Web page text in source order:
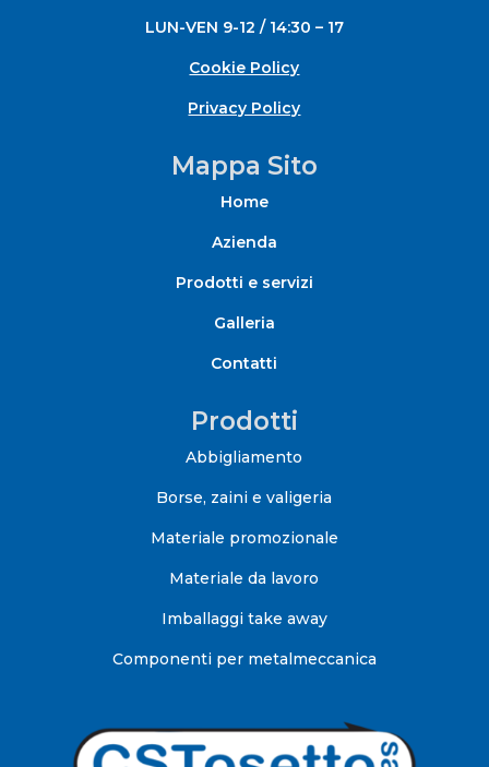
LUN-VEN 9-12 / 14:30 – 17
Cookie Policy
Privacy Policy
Mappa Sito
Home
Azienda
Prodotti e servizi
Galleria
Contatti
Prodotti
Abbigliamento
Borse, zaini e valigeria
Materiale promozionale
Materiale da lavoro
Imballaggi take away
Componenti per metalmeccanica